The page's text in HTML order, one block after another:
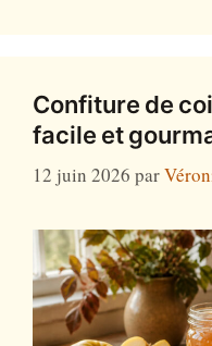
Confiture de
facile et
12 juin 2026 par